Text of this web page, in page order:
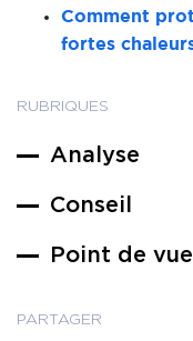
Comment
fortes
RUBRIQUES
Analyse
Conseil
Point de vue
PARTAGER